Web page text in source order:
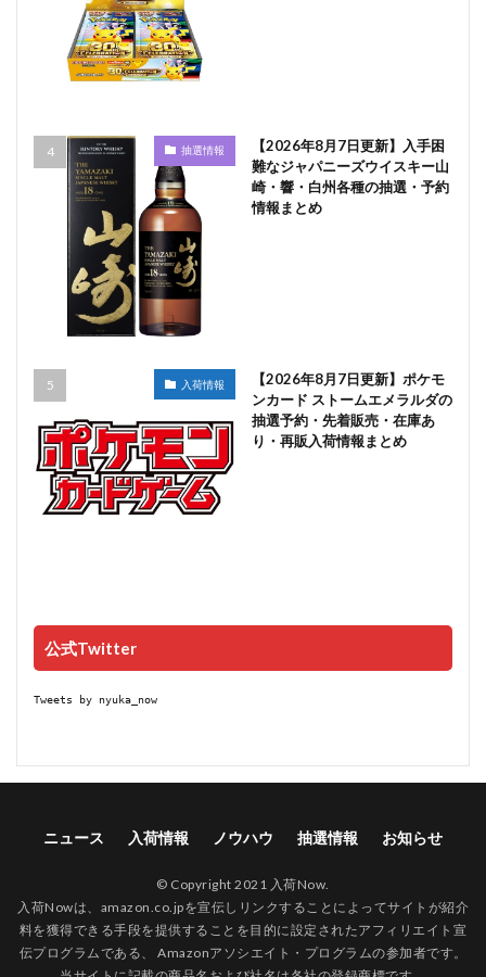
抽選情報
【2026年8月7日更新】入手困
難なジャパニーズウイスキー山
崎・響・白州各種の抽選・予約
情報まとめ
入荷情報
【2026年8月7日更新】ポケモ
ンカード ストームエメラルダの
抽選予約・先着販売・在庫あ
り・再販入荷情報まとめ
公式Twitter
Tweets by nyuka_now
ニュース 入荷情報 ノウハウ 抽選情報 お知らせ
© Copyright 2021 入荷Now.
入荷Nowは、amazon.co.jpを宣伝しリンクすることによってサイトが紹介
料を獲得できる手段を提供することを目的に設定されたアフィリエイト宣
伝プログラムである、 Amazonアソシエイト・プログラムの参加者です。